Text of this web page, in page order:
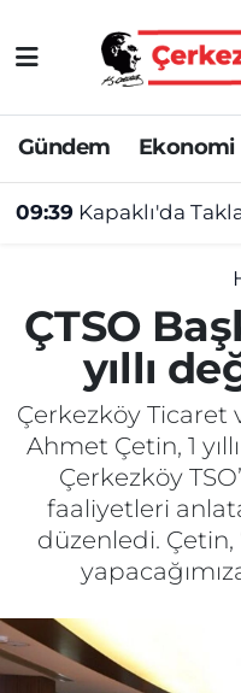
Gündem Ekonomi
09:39 Kapaklı'da
ÇTSO
yıllı
Çerkezköy Ticaret
Ahmet Çetin, 1
Çerkezköy
faaliyetleri
düzenledi.
Asayiş
Ekonomi
Gündem
Kültür&Sanat
Manşet
SAĞLIK
Spor
Gizlilik
İletişim
Tekirdağ
Tekirdağ Hava
Tekirdağ
Tekirdağ Trafik
Süper Lig Puan
Tüm Manşetler
Son Dakika
Haber Arşivi